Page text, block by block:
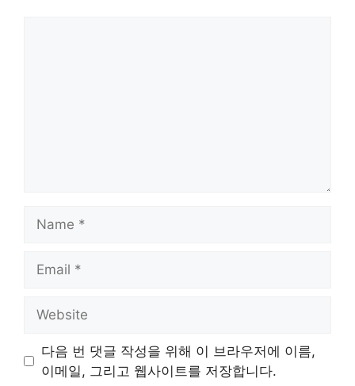
다음 번 댓글 작성을 위해 이 브라우저에 이름,
이메일, 그리고 웹사이트를 저장합니다.